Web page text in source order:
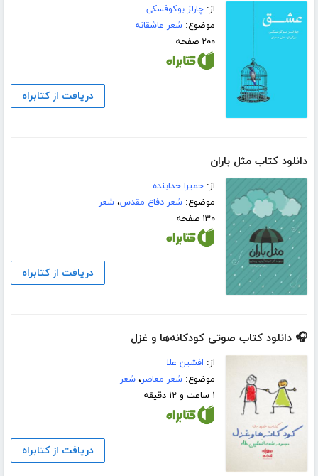
از:چارلز بوکوفسکی
موضوع:شعر عاشقانه
۲۰۰ صفحه
دریافت از کتابراه
دانلود کتاب مثل باران
از:حمیرا خدابنده
موضوع:شعر دفاع مقدس،شعر
۱۳۰ صفحه
دریافت از کتابراه
🎧 دانلود کتاب صوتی کودکانه‌ها و غزل
از: افشین علا
موضوع:شعر معاصر،شعر
۱ ساعت و ۱۲ دقیقه
دریافت از کتابراه